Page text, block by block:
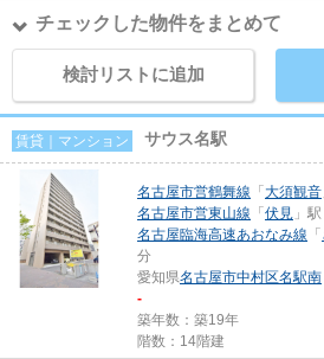
チェックした物件をまとめて
検討リストに追加
賃貸｜マンション サウス名駅
名古屋市営鶴舞線 「 大須観音
名古屋市営東山線 「 伏見 」
名古屋臨海高速あおなみ線 「
分
愛知県名古屋市中村区名駅南
-
築年数：築19年
階数：14階建